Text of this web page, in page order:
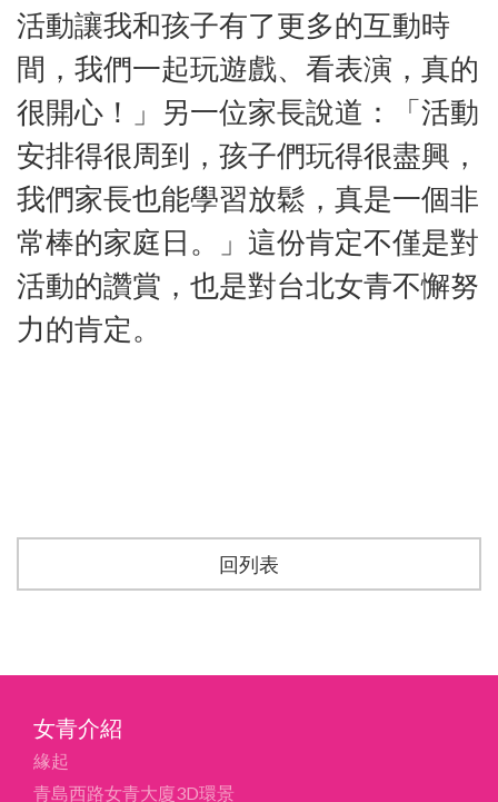
活動讓我和孩子有了更多的互動時
間，我們一起玩遊戲、看表演，真的
很開心！」另一位家長說道：「活動
安排得很周到，孩子們玩得很盡興，
我們家長也能學習放鬆，真是一個非
常棒的家庭日。」這份肯定不僅是對
活動的讚賞，也是對台北女青不懈努
力的肯定。
回列表
女青介紹
緣起
青島西路女青大廈3D環景